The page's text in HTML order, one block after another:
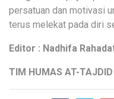
persatuan dan motivasi
terus melekat pada diri
Editor : Nadhifa
TIM HUMAS AT-TAJDID